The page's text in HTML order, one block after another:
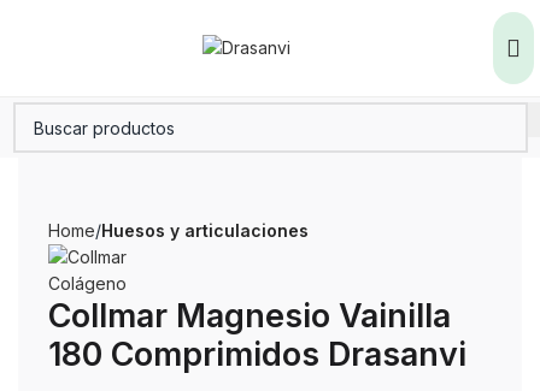
Home Huesos y articulaciones
Collmar Magnesio Vainilla
180 Comprimidos Drasanvi